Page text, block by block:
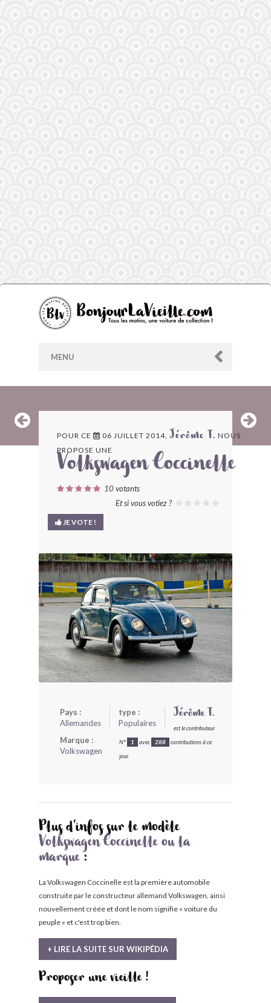
MENU
ARCHIVES
LES CONTRIBUTEURS
LE BLOG
BONJOURLAVIEILLE ?
MODÈLES ET MARQUES
COMMENT FONCTIONNE BLV ?
POUR CE 06 JUILLET 2014, Jérôme T. NOUS
PROPOSE UNE
Volkswagen Coccinelle
10votants
Et si vous votiez ?
JE VOTE !
Pays :
Allemandes
type :
Populaires
Marque :
Volkswagen
Jérôme T.
est le contributeur
N° 1 avec 288 contributions à ce
jour.
Plus d'infos sur le modèle
Volkswagen Coccinelle ou la
marque:
La Volkswagen Coccinelle est la première automobile
construite par le constructeur allemand Volkswagen, ainsi
nouvellement créée et dont le nom signifie « voiture du
peuple » et c'est trop bien.
+ LIRE LA SUITE SUR WIKIPÉDIA
Proposer une vieille !